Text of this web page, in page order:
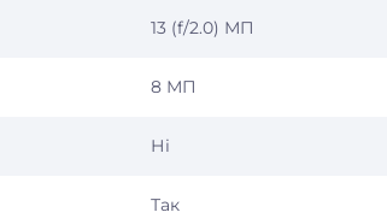
13 (f/2.0) МП
8 МП
Ні
Так